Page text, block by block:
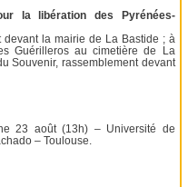
la libération des Pyrénées-
la mairie de La Bastide ; à
Guérilleros au cimetière de La
Souvenir, rassemblement devant
23 août (13h) – Université de
– Toulouse.